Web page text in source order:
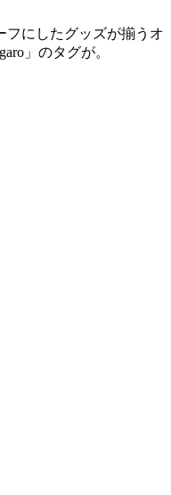
フにしたグッズが揃うオ
」のタグが。